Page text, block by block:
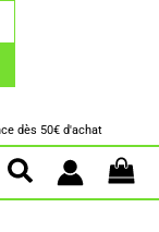
dès 50€ d'achat